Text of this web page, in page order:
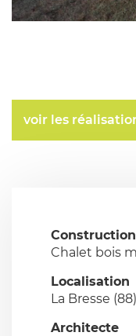
voir les
Construction
Chalet bois
Localisation
La Bresse (88)
Architecte